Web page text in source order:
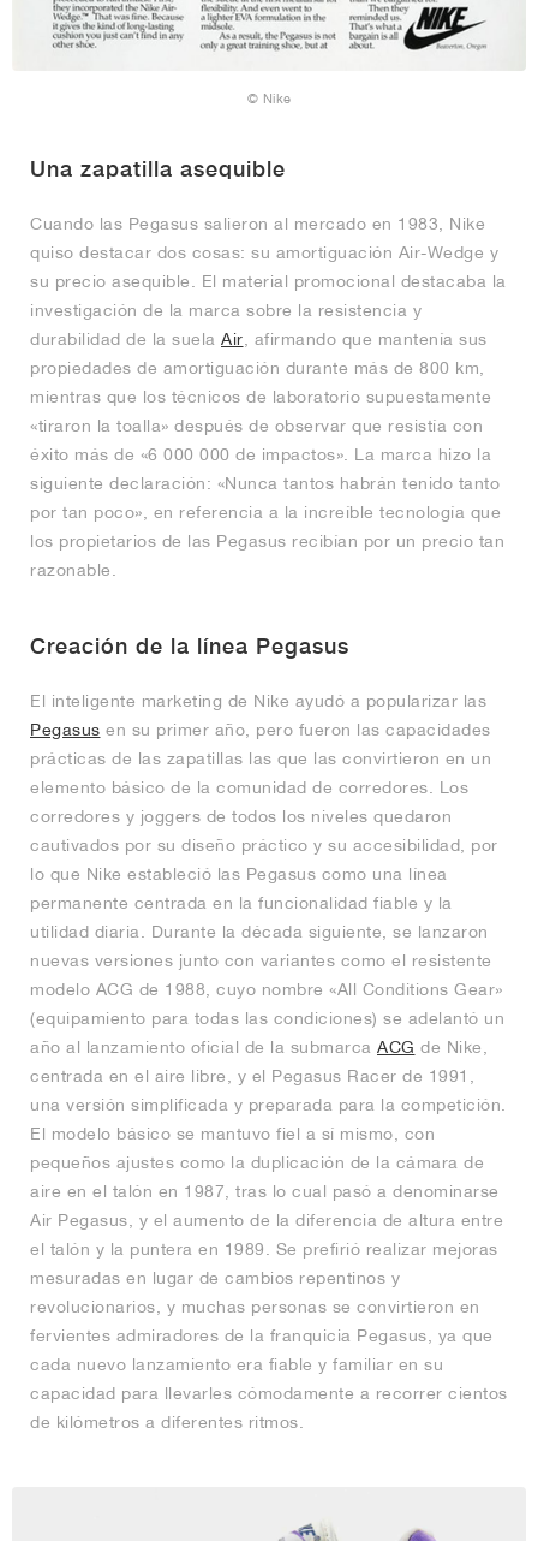
© Nike
Una zapatilla asequible
Cuando las Pegasus salieron al mercado en 1983, Nike
quiso destacar dos cosas: su amortiguación Air-Wedge y
su precio asequible. El material promocional destacaba la
investigación de la marca sobre la resistencia y
durabilidad de la suela Air, afirmando que mantenía sus
propiedades de amortiguación durante más de 800 km,
mientras que los técnicos de laboratorio supuestamente
«tiraron la toalla» después de observar que resistía con
éxito más de «6 000 000 de impactos». La marca hizo la
siguiente declaración: «Nunca tantos habrán tenido tanto
por tan poco», en referencia a la increíble tecnología que
los propietarios de las Pegasus recibían por un precio tan
razonable.
Creación de la línea Pegasus
El inteligente marketing de Nike ayudó a popularizar las
Pegasus en su primer año, pero fueron las capacidades
prácticas de las zapatillas las que las convirtieron en un
elemento básico de la comunidad de corredores. Los
corredores y joggers de todos los niveles quedaron
cautivados por su diseño práctico y su accesibilidad, por
lo que Nike estableció las Pegasus como una línea
permanente centrada en la funcionalidad fiable y la
utilidad diaria. Durante la década siguiente, se lanzaron
nuevas versiones junto con variantes como el resistente
modelo ACG de 1988, cuyo nombre «All Conditions Gear»
(equipamiento para todas las condiciones) se adelantó un
año al lanzamiento oficial de la submarca ACG de Nike,
centrada en el aire libre, y el Pegasus Racer de 1991,
una versión simplificada y preparada para la competición.
El modelo básico se mantuvo fiel a sí mismo, con
pequeños ajustes como la duplicación de la cámara de
aire en el talón en 1987, tras lo cual pasó a denominarse
Air Pegasus, y el aumento de la diferencia de altura entre
el talón y la puntera en 1989. Se prefirió realizar mejoras
mesuradas en lugar de cambios repentinos y
revolucionarios, y muchas personas se convirtieron en
fervientes admiradores de la franquicia Pegasus, ya que
cada nuevo lanzamiento era fiable y familiar en su
capacidad para llevarles cómodamente a recorrer cientos
de kilómetros a diferentes ritmos.